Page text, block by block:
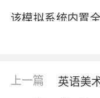
该模拟系统内置
数据库，从迪拜
听懂“Please
上一篇 英语美